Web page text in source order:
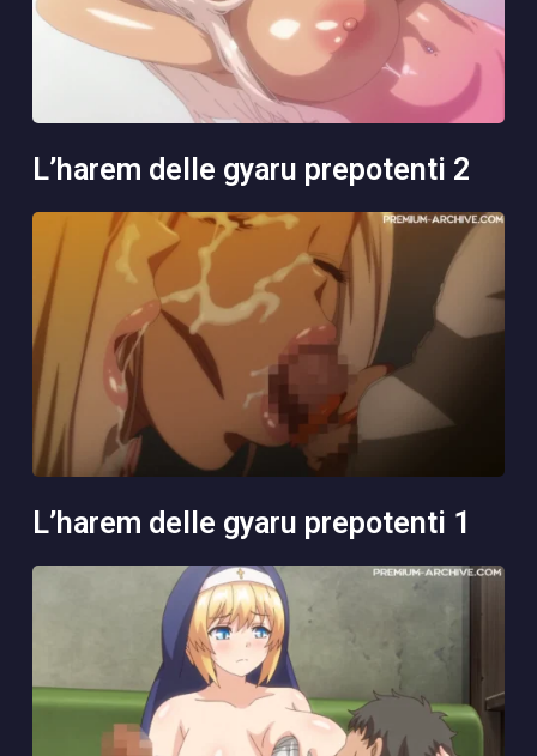
l’harem delle gyaru prepotenti 2
l’harem delle gyaru prepotenti 1